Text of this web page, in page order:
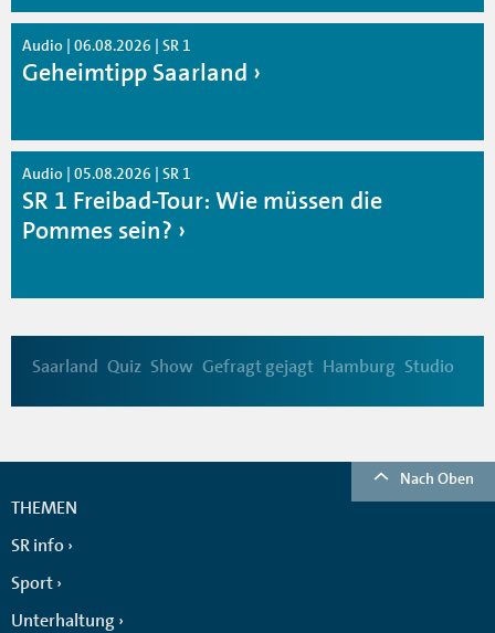
Audio | 06.08.2026 | SR 1
Geheimtipp Saarland
Audio | 05.08.2026 | SR 1
SR 1 Freibad-Tour: Wie müssen die
Pommes sein?
Saarland Quiz Show Gefragt gejagt Hamburg Studio
Nach Oben
THEMEN
SR info
Sport
Unterhaltung